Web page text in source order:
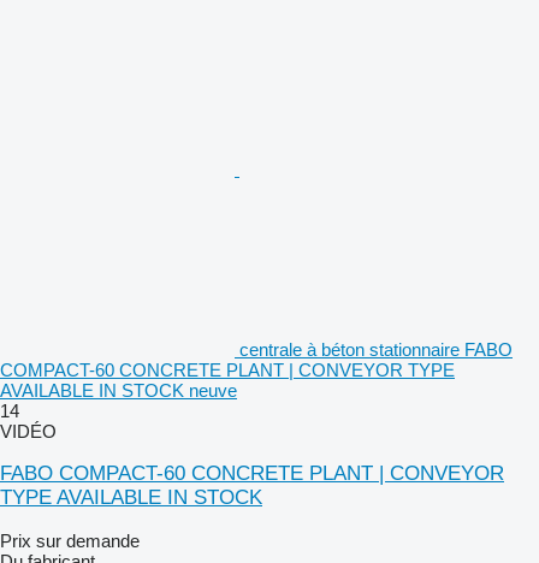
centrale à béton stationnaire FABO
COMPACT-60 CONCRETE PLANT | CONVEYOR TYPE
AVAILABLE IN STOCK neuve
14
VIDÉO
FABO COMPACT-60 CONCRETE PLANT | CONVEYOR
TYPE AVAILABLE IN STOCK
Prix sur demande